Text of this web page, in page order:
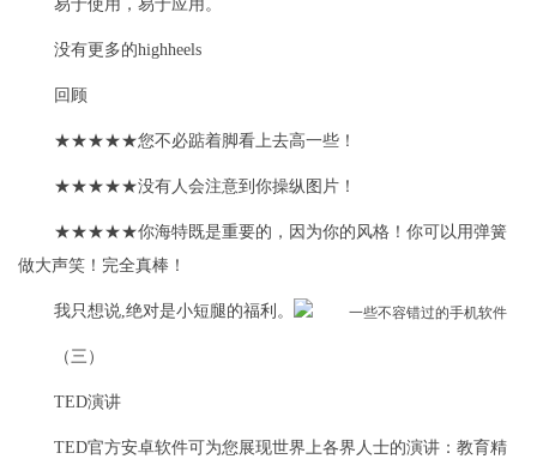
易于使用，易于应用。
没有更多的highheels
回顾
★★★★★您不必踮着脚看上去高一些！
★★★★★没有人会注意到你操纵图片！
★★★★★你海特既是重要的，因为你的风格！你可以用弹簧
做大声笑！完全真棒！
我只想说,绝对是小短腿的福利。
（三）
TED演讲
TED官方安卓软件可为您展现世界上各界人士的演讲：教育精